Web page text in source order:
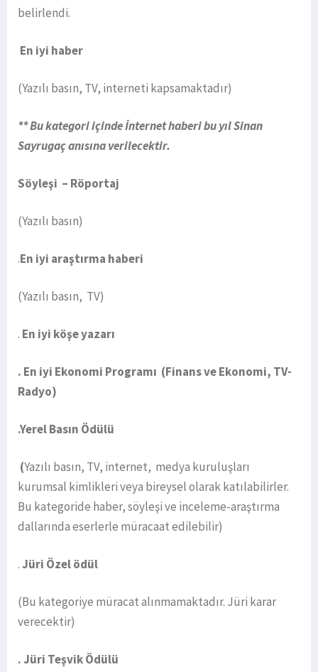
belirlendi.
En iyi haber
(Yazılı basın, TV, interneti kapsamaktadır)
** Bu kategori içinde İnternet haberi bu yıl Sinan
Sayrugaç anısına verilecektir.
Söyleşi – Röportaj
(Yazılı basın)
.En iyi araştırma haberi
(Yazılı basın, TV)
. En iyi köşe yazarı
. En iyi Ekonomi Programı (Finans ve Ekonomi, TV-
Radyo)
.Yerel Basın Ödülü
(Yazılı basın, TV, internet, medya kuruluşları
kurumsal kimlikleri veya bireysel olarak katılabilirler.
Bu kategoride haber, söyleşi ve inceleme-araştırma
dallarında eserlerle müracaat edilebilir)
.Jüri Özel ödül
(Bu kategoriye müracat alınmamaktadır. Jüri karar
verecektir)
. Jüri Teşvik Ödülü